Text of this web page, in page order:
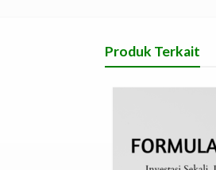
Produk Terkait